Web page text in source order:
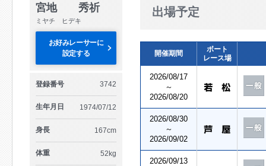
宮地 秀祈
ミヤチ ヒデキ
お好みレーサーに
設定する
登録番号 3742
生年月日 1974/07/12
身長 167cm
体重 52kg
出場予定
開催期間
ボート
レース場
2026/08/17
～
2026/08/20
2026/08/30
～
2026/09/02
2026/09/13